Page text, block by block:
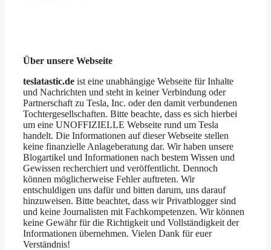
Über unsere Webseite
teslatastic.de ist eine unabhängige Webseite für Inhalte
und Nachrichten und steht in keiner Verbindung oder
Partnerschaft zu Tesla, Inc. oder den damit verbundenen
Tochtergesellschaften. Bitte beachte, dass es sich hierbei
um eine UNOFFIZIELLE Webseite rund um Tesla
handelt. Die Informationen auf dieser Webseite stellen
keine finanzielle Anlageberatung dar. Wir haben unsere
Blogartikel und Informationen nach bestem Wissen und
Gewissen recherchiert und veröffentlicht. Dennoch
können möglicherweise Fehler auftreten. Wir
entschuldigen uns dafür und bitten darum, uns darauf
hinzuweisen. Bitte beachtet, dass wir Privatblogger sind
und keine Journalisten mit Fachkompetenzen. Wir können
keine Gewähr für die Richtigkeit und Vollständigkeit der
Informationen übernehmen. Vielen Dank für euer
Verständnis!